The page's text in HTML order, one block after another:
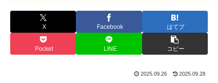
X Facebook はてブ
Pocket LINE コピー
2025.09.26 2025.09.28